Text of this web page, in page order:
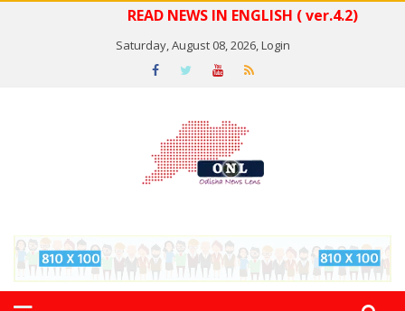
READ NEWS IN ENGLISH ( ver.4.2)
Saturday, August 08, 2026,Login